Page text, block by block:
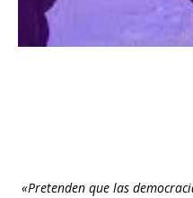
«Pretenden que las